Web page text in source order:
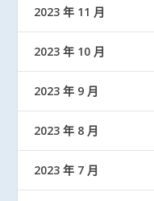
2023 年 11 月
2023 年 10 月
2023 年 9 月
2023 年 8 月
2023 年 7 月